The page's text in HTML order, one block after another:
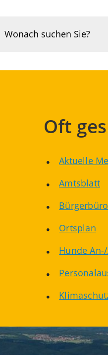
Oft
Aktuelle
Amtsblatt
Bürgerbüro
Ortsplan
Hunde